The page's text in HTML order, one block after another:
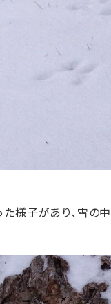
た様子があり、雪の